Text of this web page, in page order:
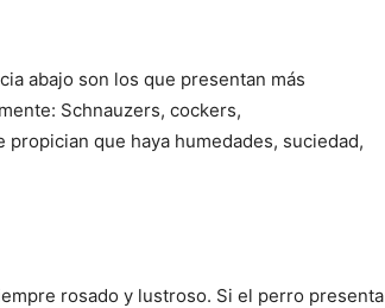
Razas
abajo son los que presentan más
Schnauzers, cockers,
que haya humedades, suciedad,
rosado y lustroso. Si el perro presenta